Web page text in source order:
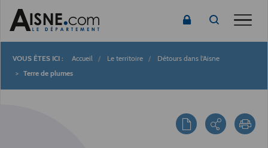
Fil
Accueil Le territoire
Détours dans l'Aisne
Terre de plumes